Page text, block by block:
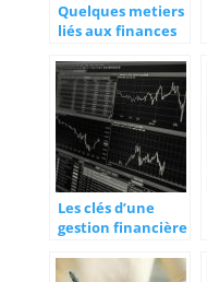
Quelques metiers
liés aux finances
Les clés d’une
gestion financière